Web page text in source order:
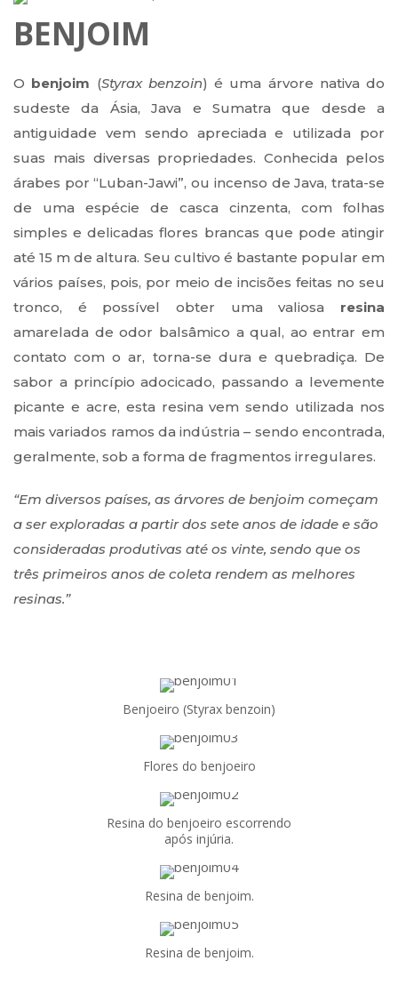
BENJOIM
O benjoim (Styrax benzoin) é uma árvore nativa do
sudeste da Ásia, Java e Sumatra que desde a
antiguidade vem sendo apreciada e utilizada por
suas mais diversas propriedades. Conhecida pelos
árabes por “Luban-Jawi”, ou incenso de Java, trata-se
de uma espécie de casca cinzenta, com folhas
simples e delicadas flores brancas que pode atingir
até 15 m de altura. Seu cultivo é bastante popular em
vários países, pois, por meio de incisões feitas no seu
tronco, é possível obter uma valiosa resina
amarelada de odor balsâmico a qual, ao entrar em
contato com o ar, torna-se dura e quebradiça. De
sabor a princípio adocicado, passando a levemente
picante e acre, esta resina vem sendo utilizada nos
mais variados ramos da indústria – sendo encontrada,
geralmente, sob a forma de fragmentos irregulares.
“Em diversos países, as árvores de benjoim começam
a ser exploradas a partir dos sete anos de idade e são
consideradas produtivas até os vinte, sendo que os
três primeiros anos de coleta rendem as melhores
resinas.”
Benjoeiro (Styrax benzoin)
Flores do benjoeiro
Resina do benjoeiro escorrendo
após injúria.
Resina de benjoim.
Resina de benjoim.